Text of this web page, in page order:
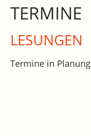
TERMINE
LESUNGEN
Termine in Planung